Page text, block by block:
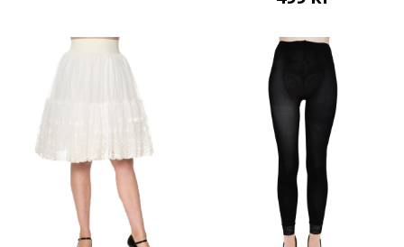
här
produkten
varianter.
De
olika
alternativen
kan
väljas
på